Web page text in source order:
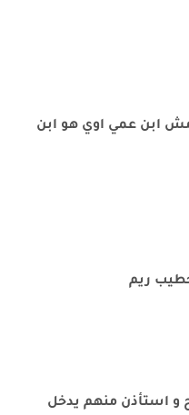
ابن عمي اوي هو ابن
ريم
و استأذن منهم يدخل